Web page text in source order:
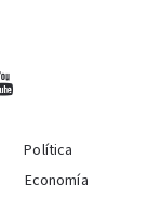
Política
Economía